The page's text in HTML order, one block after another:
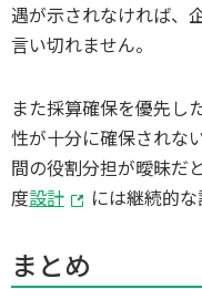
遇が示されなければ、
言い切れません。
また採算確保を優先し
性が十分に確保されな
間の役割分担が曖昧だ
度設計 には継続的な
まとめ